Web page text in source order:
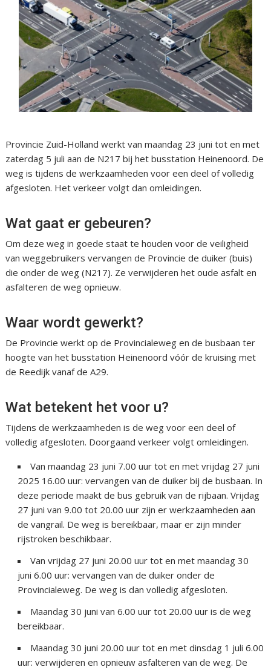
Provincie Zuid-Holland werkt van maandag 23 juni tot en met
zaterdag 5 juli aan de N217 bij het busstation Heinenoord. De
weg is tijdens de werkzaamheden voor een deel of volledig
afgesloten. Het verkeer volgt dan omleidingen.
Wat gaat er gebeuren?
Om deze weg in goede staat te houden voor de veiligheid
van weggebruikers vervangen de Provincie de duiker (buis)
die onder de weg (N217). Ze verwijderen het oude asfalt en
asfalteren de weg opnieuw.
Waar wordt gewerkt?
De Provincie werkt op de Provincialeweg en de busbaan ter
hoogte van het busstation Heinenoord vóór de kruising met
de Reedijk vanaf de A29.
Wat betekent het voor u?
Tijdens de werkzaamheden is de weg voor een deel of
volledig afgesloten. Doorgaand verkeer volgt omleidingen.
Van maandag 23 juni 7.00 uur tot en met vrijdag 27 juni
2025 16.00 uur: vervangen van de duiker bij de busbaan. In
deze periode maakt de bus gebruik van de rijbaan. Vrijdag
27 juni van 9.00 tot 20.00 uur zijn er werkzaamheden aan
de vangrail. De weg is bereikbaar, maar er zijn minder
rijstroken beschikbaar.
Van vrijdag 27 juni 20.00 uur tot en met maandag 30
juni 6.00 uur: vervangen van de duiker onder de
Provincialeweg. De weg is dan volledig afgesloten.
Maandag 30 juni van 6.00 uur tot 20.00 uur is de weg
bereikbaar.
Maandag 30 juni 20.00 uur tot en met dinsdag 1 juli 6.00
uur: verwijderen en opnieuw asfalteren van de weg. De